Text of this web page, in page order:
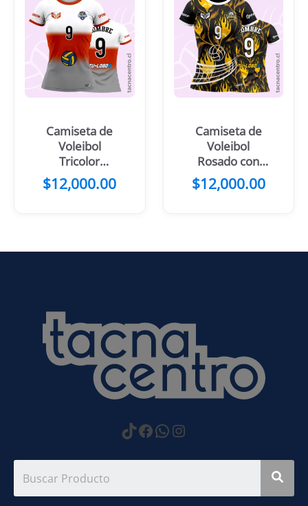
Camiseta de
Voleibol
Tricolor
Difuminado
$12,000.00
Camiseta de
Voleibol
Rosado con
patrones
floreados
$12,000.00
https://
Facebook
WhatsApp
Instagram